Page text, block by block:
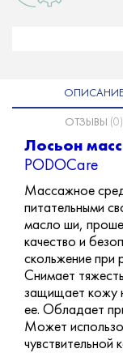
ОПИСАНИЕ
ОТЗЫВЫ (0)
Лосьон
PODOCare
Массажное
питательными
масло ши,
качество и
скольжение при
Снимает
защищает кожу
ее. Обладает
Может
чувствительной